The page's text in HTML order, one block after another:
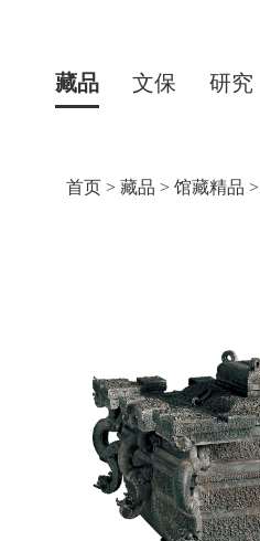
藏品 文保 研究
首页 > 藏品 > 馆藏精品 >